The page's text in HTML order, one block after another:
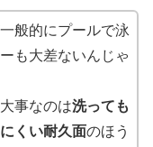
般的にプールで泳
も大差ないんじゃ
事なのは洗っても
くい耐久面のほう